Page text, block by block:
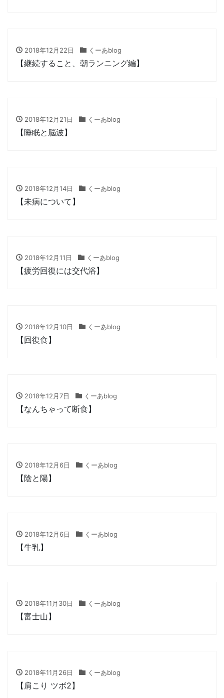
2018年12月22日 くーあblog
【継続すること、朝ランニング編】
2018年12月21日 くーあblog
【睡眠と脳波】
2018年12月14日 くーあblog
【未病について】
2018年12月11日 くーあblog
【疲労回復には交代浴】
2018年12月10日 くーあblog
【回復食】
2018年12月7日 くーあblog
【なんちゃって断食】
2018年12月6日 くーあblog
【陰と陽】
2018年12月6日 くーあblog
【牛乳】
2018年11月30日 くーあblog
【富士山】
2018年11月26日 くーあblog
【肩こり ツボ2】